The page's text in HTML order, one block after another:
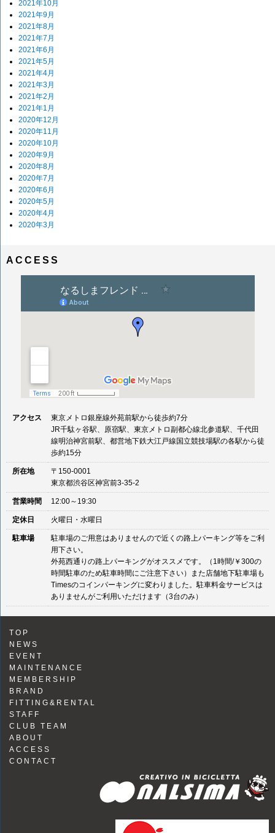
2021年10月
2021年9月
2021年8月
2021年7月
2021年6月
2021年5月
2021年4月
2021年3月
2021年2月
2021年1月
2020年12月
2020年11月
2020年10月
2020年9月
2020年8月
2020年7月
2020年6月
2020年5月
2020年4月
2020年3月
ACCESS
アクセス
東京メトロ銀座線外苑前駅から徒歩約7分
JR千駄ヶ谷駅、原宿駅、東京メトロ副都心線北参道駅、千代田
線明治神宮前駅、都営地下鉄大江戸線国立競技場駅の各駅から徒
歩約15分
所在地
〒150-0001
東京都渋谷区神宮前3-35-2
営業時間 12:00～19:30
定休日 火曜日・水曜日
駐車場
駐車場のご用意はありませんので近くの路上パーキング等をご利
用下さい。
外苑西通りの路上パーキングがオススメです。（1時間/￥300の
時間駐車のため駐車時間にご注意下さい）また店舗地下駐車場も
Timesのコインパーキングに変わりました。駐車料金サービスは
ありませんがご利用いただけます（3台のみ）
TOP
NEWS
EVENT
MAINTENANCE
MEMBERSHIP
BRAND
FITTING&RENTAL
STAFF
CLUB TEAM
ABOUT
ACCESS
CONTACT